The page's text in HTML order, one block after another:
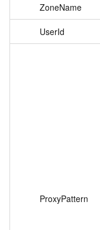
ZoneName
UserId
ProxyPattern